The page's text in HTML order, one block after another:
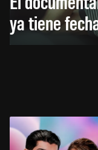
ya tiene